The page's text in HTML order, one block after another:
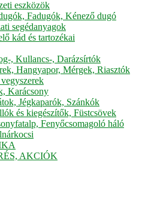
eszközök
Fadugók, Kénező dugó
segédanyagok
kád és tartozékai
, Kullancs-, Darázsírtók
Hangyapor, Mérgek, Riasztók
Karácsony
Jégkaparók, Szánkók
és kiegészítők, Füstcsövek
Fenyőcsomagoló háló
AKCIÓK